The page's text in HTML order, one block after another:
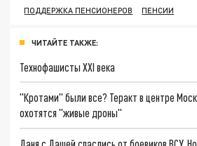
ПОДДЕРЖКА ПЕНСИОНЕРОВ
ПЕНСИИ
ЧИТАЙТЕ ТАКЖЕ:
Технофашисты XXI века
"Кротами" были все? Теракт в центре
охотятся "живые дроны"